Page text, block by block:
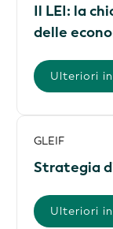
Il LEI: la
delle
Ulteriori
GLEIF
Strategia
Ulteriori